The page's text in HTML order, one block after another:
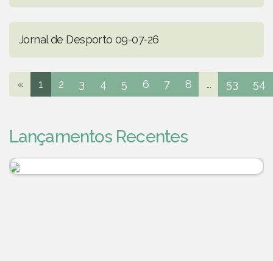
Jornal de Desporto 09-07-26
« 1 2 3 4 5 6 7 8 ... 53 54
Lançamentos Recentes